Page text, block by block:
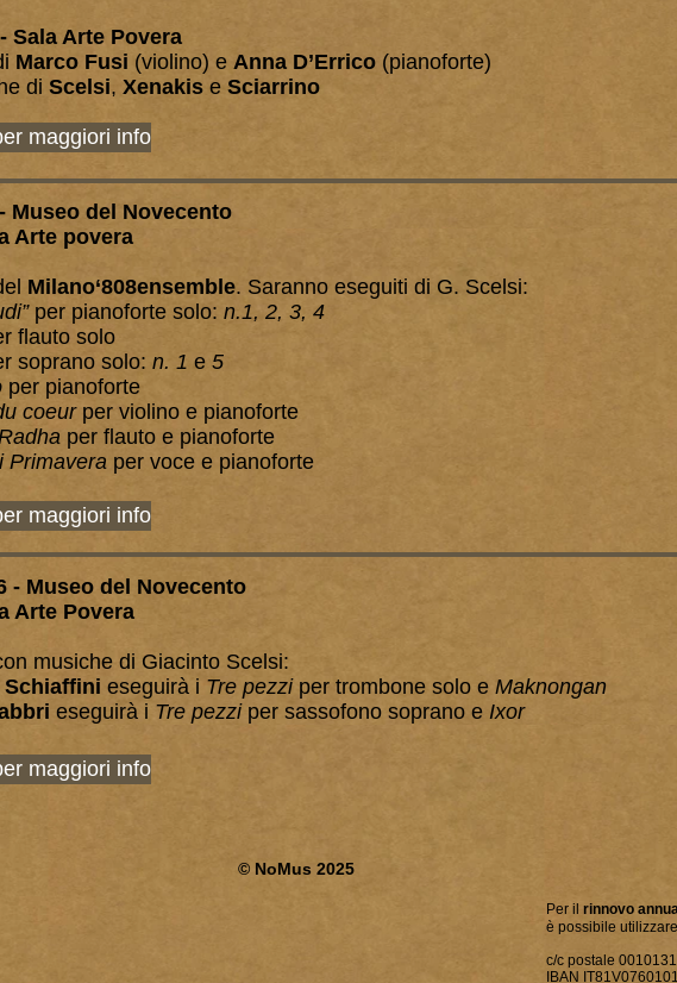
Sala Arte Povera
Marco Fusi (violino) e Anna D’Errico (pianoforte)
di Scelsi, Xenakis e Sciarrino
Museo del Novecento
Arte povera
Milano‘808ensemble. Saranno eseguiti di G. Scelsi:
per pianoforte solo: n.1, 2, 3, 4
flauto solo
soprano solo: n. 1 e 5
per pianoforte
coeurper violino e pianoforte
per flauto e pianoforte
Primavera per voce e pianoforte
- Museo del Novecento
Arte Povera
musiche di Giacinto Scelsi:
eseguirà i Tre pezzi per trombone solo e Maknongan
eseguirà i Tre pezzi per sassofono soprano e Ixor
maggiori info
maggiori info
maggiori info
© NoMus 2025
Per il rinnovo
è possibile
c/c postale
IBAN